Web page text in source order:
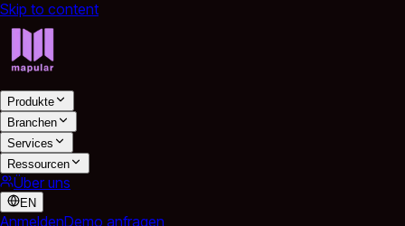
Skip to content
Produkte
Branchen
Services
Ressourcen
Über uns
EN
AnmeldenDemo anfragen